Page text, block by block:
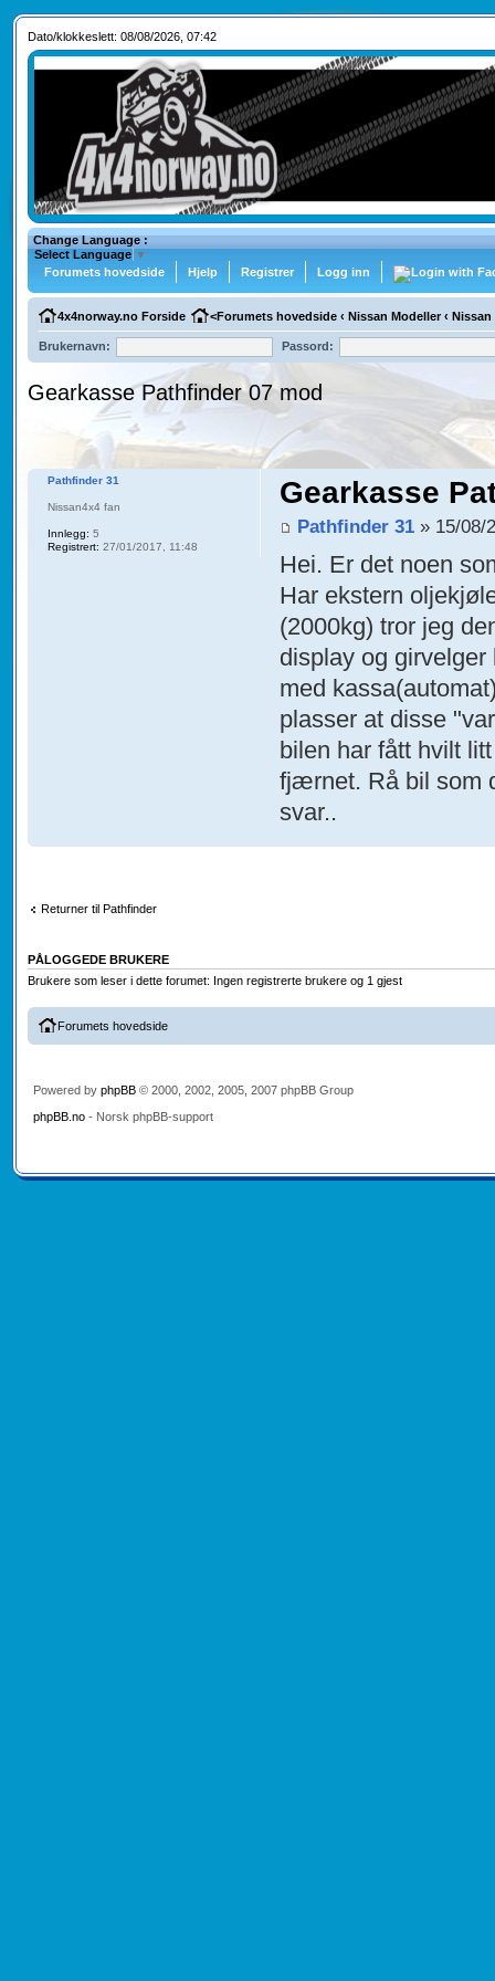
Dato/klokkeslett: 08/08/2026, 07:42
Change Language :
Select Language ▼
Forumets hovedside
Hjelp Registrer Logg inn
4x4norway.no Forside <Forumets hovedside ‹ Nissan Modeller ‹ Nissan
Brukernavn: Passord:
Gearkasse Pathfinder 07 mod
Gearkasse
Pathfinder 31» 15/08/
Hei. Er det noen
Har ekstern
(2000kg) tror jeg
display og
med
plasser at disse
bilen har fått hvilt
fjærnet. Rå bil som
svar..
Pathfinder 31
Nissan4x4 fan
Innlegg: 5
Registrert: 27/01/2017, 11:48
Returner til Pathfinder
PÅLOGGEDE BRUKERE
Brukere som leser i dette forumet: Ingen registrerte brukere og 1 gjest
Forumets hovedside
Powered by phpBB© 2000, 2002, 2005, 2007 phpBB Group
phpBB.no- Norsk phpBB-support